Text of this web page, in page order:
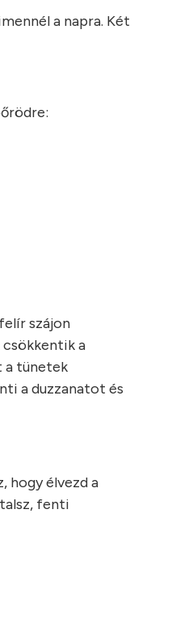
a napra. Két
szájon
csökkentik a
a tünetek
a duzzanatot és
hogy élvezd a
fenti